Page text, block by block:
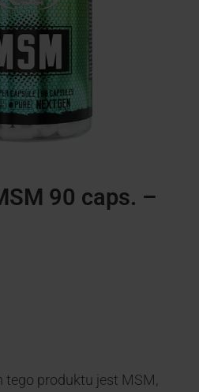
90 caps. –
tego produktu jest MSM,